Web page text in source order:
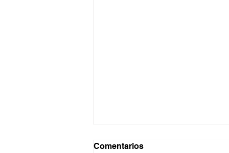
Comentarios